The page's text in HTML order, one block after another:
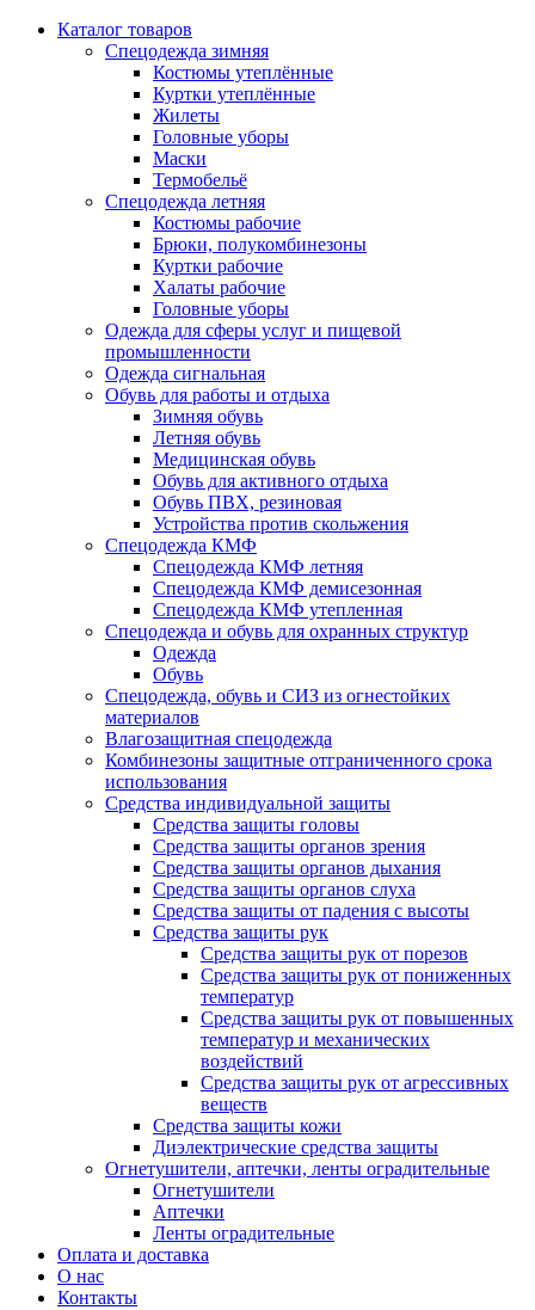
Каталог товаров
Спецодежда зимняя
Костюмы утеплённые
Куртки утеплённые
Жилеты
Головные уборы
Маски
Термобельё
Спецодежда летняя
Костюмы рабочие
Брюки, полукомбинезоны
Куртки рабочие
Халаты рабочие
Головные уборы
Одежда для сферы услуг и пищевой
промышленности
Одежда сигнальная
Обувь для работы и отдыха
Зимняя обувь
Летняя обувь
Медицинская обувь
Обувь для активного отдыха
Обувь ПВХ, резиновая
Устройства против скольжения
Спецодежда КМФ
Спецодежда КМФ летняя
Спецодежда КМФ демисезонная
Спецодежда КМФ утепленная
Спецодежда и обувь для охранных структур
Одежда
Обувь
Спецодежда, обувь и СИЗ из огнестойких
материалов
Влагозащитная спецодежда
Комбинезоны защитные отграниченного срока
использования
Средства индивидуальной защиты
Средства защиты головы
Средства защиты органов зрения
Средства защиты органов дыхания
Средства защиты органов слуха
Средства защиты от падения с высоты
Средства защиты рук
Средства защиты рук от порезов
Средства защиты рук от пониженных
температур
Средства защиты рук от повышенных
температур и механических
воздействий
Средства защиты рук от агрессивных
веществ
Средства защиты кожи
Диэлектрические средства защиты
Огнетушители, аптечки, ленты оградительные
Огнетушители
Аптечки
Ленты оградительные
Оплата и доставка
О нас
Контакты